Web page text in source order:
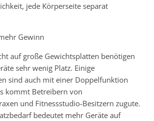
jede Körperseite separat
Gewinn
auf große Gewichtsplatten benötigen
sehr wenig Platz. Einige
sind auch mit einer Doppelfunktion
kommt Betreibern von
und Fitnessstudio-Besitzern zugute.
bedeutet mehr Geräte auf